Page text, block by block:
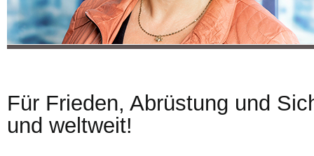
Für Frieden, Abrüstung und
und weltweit!